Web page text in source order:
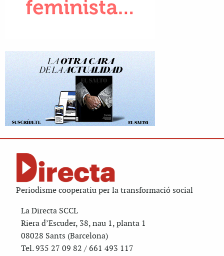
Periodisme cooperatiu per la transformació social
La Directa SCCL
Riera d’Escuder, 38, nau 1, planta 1
08028 Sants (Barcelona)
Tel. 935 27 09 82 / 661 493 117